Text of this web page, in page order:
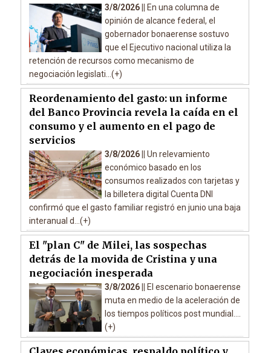
3/8/2026 ||
En una columna de
opinión de alcance federal, el
gobernador bonaerense sostuvo
que el Ejecutivo nacional utiliza la
retención de recursos como mecanismo de
negociación legislati...(+)
Reordenamiento del gasto: un informe
del Banco Provincia revela la caída en el
consumo y el aumento en el pago de
servicios
3/8/2026 || Un relevamiento
económico basado en los
consumos realizados con tarjetas y
la billetera digital Cuenta DNI
confirmó que el gasto familiar registró en junio una baja
interanual d...(+)
El "plan C" de Milei, las sospechas
detrás de la movida de Cristina y una
negociación inesperada
3/8/2026 ||
El escenario bonaerense
muta en medio de la aceleración de
los tiempos políticos post mundial....
(+)